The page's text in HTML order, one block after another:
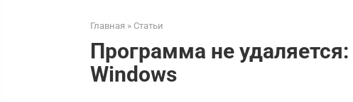
Главная » Статьи
Программа не
Windows